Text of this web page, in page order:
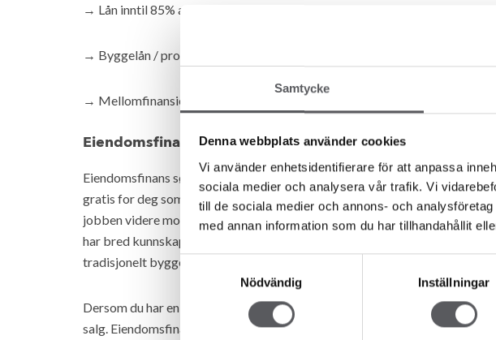
Samtycke
Denna webbplats använder cookies
Vi använder enhetsidentifierare för att anpassa
sociala medier och analysera vår trafik. Vi
till de sociala medier och annons- och
med annan information som du har tillhandahållit
Samtyckesval
Nödvändig
Inställningar
→ Lån inntil 85% av boligens verdi
→ Byggelån / prosjektlån
→ Mellomfinansiering i perioden mellom kjøp og salg av bolig
Eiendomsfinans sammenlikner boliglån fra flere banker
Eiendomsfinans søker om lån, sammenlikner vilkår og gode løsninger på
gratis for deg som kunde hos Fiskarhedenvillan. Du forteller din historie
jobben videre mot de bankene dere mener er aktuelle for deg. Ingen bank
har bred kunnskap om hvilke banker og hvilke muligheter som finnes på
tradisjonelt byggelån er den beste løsningen. Sammen finner dere hva som
Dersom du har en bolig du skal selge, hjelper de deg også med
salg. Eiendomsfinans regner ut hvor mye du kan forvente å få i